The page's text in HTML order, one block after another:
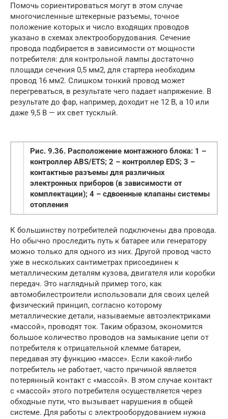
Помочь сориентироваться могут в этом случае
многочисленные штекерные разъемы, точное
положение которых и число входящих проводов
указано в схемах электрооборудования. Сечение
провода подбирается в зависимости от мощности
потребителя: для контрольной лампы достаточно
площади сечения 0,5 мм2, для стартера необходим
провод 16 мм2. Слишком тонкий провод может
перегреваться, в результате чего падает напряжение. В
результате до фар, например, доходит не 12 В, а 10 или
даже 9,5 В — их свет тусклый.
Рис. 9.36. Расположение монтажного блока: 1 –
контроллер ABS/ETS; 2 – контроллер EDS; 3 –
контактные разъемы для различных
электронных приборов (в зависимости от
комплектации); 4 – сдвоенные клапаны системы
отопления
К большинству потребителей подключены два провода.
Но обычно проследить путь к батарее или генератору
можно только для одного из них. Другой провод часто
уже в нескольких сантиметрах присоединен к
металлическим деталям кузова, двигателя или коробки
передач. Это наглядный пример того, как
автомобилестроители использовали для своих целей
физический принцип, согласно которому
металлические детали, называемые автоэлектриками
«массой», проводят ток. Таким образом, экономится
большое количество проводов на замыкание цепи от
потребителя к отрицательной клемме батареи,
передавая эту функцию «массе». Если какой-либо
потребитель не работает, часто причиной является
потерянный контакт с «массой». В этом случае контакт
с «массой» этого потребителя осуществляется через
обходные пути, что вызывает нарушения в общей
системе. Для работы с электрооборудованием нужна